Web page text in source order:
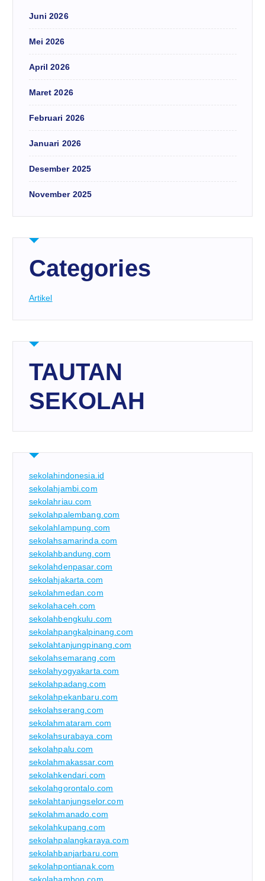
Juni 2026
Mei 2026
April 2026
Maret 2026
Februari 2026
Januari 2026
Desember 2025
November 2025
Categories
Artikel
TAUTAN
SEKOLAH
sekolahindonesia.id
sekolahjambi.com
sekolahriau.com
sekolahpalembang.com
sekolahlampung.com
sekolahsamarinda.com
sekolahbandung.com
sekolahdenpasar.com
sekolahjakarta.com
sekolahmedan.com
sekolahaceh.com
sekolahbengkulu.com
sekolahpangkalpinang.com
sekolahtanjungpinang.com
sekolahsemarang.com
sekolahyogyakarta.com
sekolahpadang.com
sekolahpekanbaru.com
sekolahserang.com
sekolahmataram.com
sekolahsurabaya.com
sekolahpalu.com
sekolahmakassar.com
sekolahkendari.com
sekolahgorontalo.com
sekolahtanjungselor.com
sekolahmanado.com
sekolahkupang.com
sekolahpalangkaraya.com
sekolahbanjarbaru.com
sekolahpontianak.com
sekolahambon.com